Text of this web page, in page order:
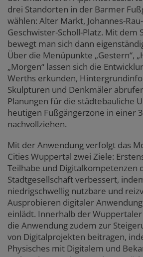
drei Standorten in der Barmer
wählen: Alter Markt, Johannes-
Geschwister-Scholl-Platz. Mit dem
bewegt man sich dann
Über die Menüpunkte „Gestern“,
„Morgen“ lassen sich die
Werths erkunden,
Skulpturen und Denkmäler
Planungen für die städtebauliche
heutigen Fußgängerzone in einer
nachvollziehen.
Mit der Anwendung verfolgt das
Cities Wuppertal zwei Ziele:
Teilhabe und Digitalkompetenzen
Stadtgesellschaft verbessert,
niedrigschwellig nutzbare und
Ausprobieren digitaler
einlädt. Innerhalb der
die Anwendung zudem zur
von Digitalprojekten beitragen,
Physisches mit Digitalem und